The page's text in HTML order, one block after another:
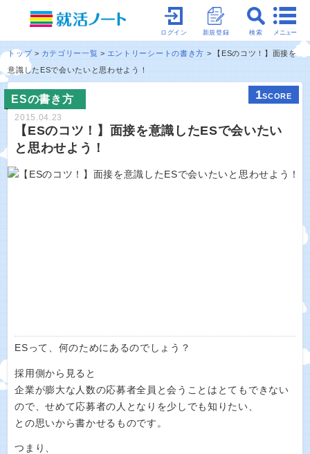
メニュー
検索
新規登録
ログイン
トップ カテゴリー一覧 エントリーシートの書き方
【ESのコツ！】面接を
意識したESで会いたいと思わせよう！
ESの書き方 1SCORE
2015.04.23
【ESのコツ！】面接を意識したESで会いたい
と思わせよう！
ESって、何のためにあるのでしょう？
採用側から見ると
企業が膨大な人数の応募者全員と会うことはとてもできない
ので、せめて応募者の人となりを少しでも知りたい、
との思いから書かせるものです。
つまり、